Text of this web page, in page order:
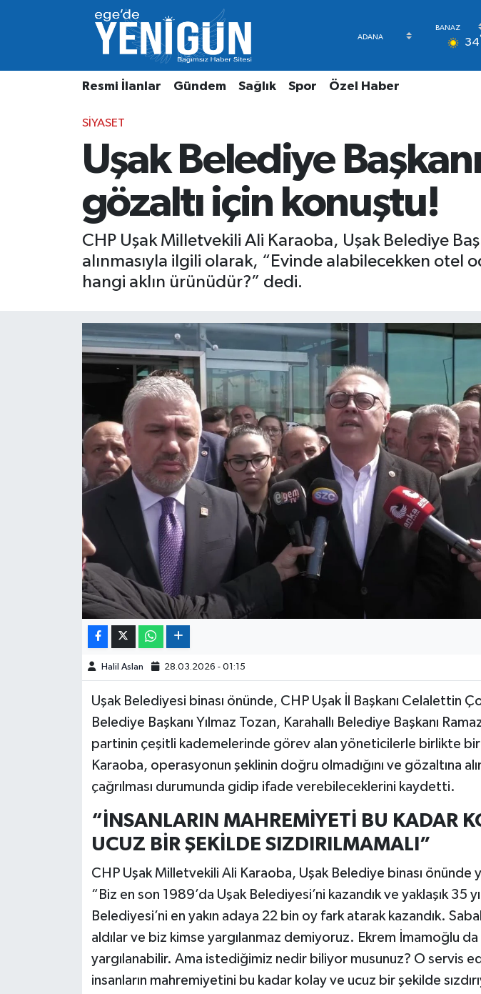
34
Resmi İlanlar Gündem Sağlık Spor Özel Haber
SIYASET
Uşak Belediye
gözaltı için konuştu!
CHP Uşak Milletvekili Ali Karaoba, Uşak Belediye
alınmasıyla ilgili olarak, “Evinde alabilecekken otel
hangi aklın ürünüdür?” dedi.
Halil Aslan 28.03.2026 - 01:15
Uşak Belediyesi binası önünde, CHP Uşak İl Başkanı Celalettin
Belediye Başkanı Yılmaz Tozan, Karahallı Belediye Başkanı
partinin çeşitli kademelerinde görev alan yöneticilerle birlikte bir
Karaoba, operasyonun şeklinin doğru olmadığını ve gözaltına
çağrılması durumunda gidip ifade verebileceklerini kaydetti.
“İNSANLARIN MAHREMİYETİ BU KADAR
UCUZ BİR ŞEKİLDE SIZDIRILMAMALI”
CHP Uşak Milletvekili Ali Karaoba, Uşak Belediye binası önünde
“Biz en son 1989’da Uşak Belediyesi’ni kazandık ve yaklaşık 35
Belediyesi’ni en yakın adaya 22 bin oy fark atarak kazandık.
aldılar ve biz kimse yargılanmaz demiyoruz. Ekrem İmamoğlu da
yargılanabilir. Ama istediğimiz nedir biliyor musunuz? O servis
insanların mahremiyetini bu kadar kolay ve ucuz bir şekilde
Resmi İlanlar
Gündem
Özel Haber
Beyoğlu Nöbetçi Eczaneler
Beyoğlu Hava Durumu
Beyoğlu Trafik Yoğunluk Haritası
Süper Lig Puan Durumu ve Fikstür
Tüm Manşetler
Son Dakika Haberleri
Haber Arşivi